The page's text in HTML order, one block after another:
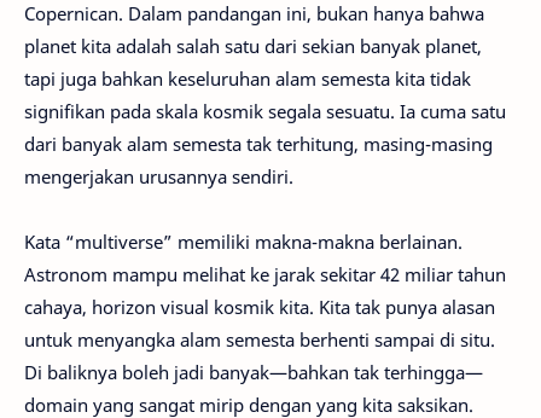
Copernican. Dalam pandangan ini, bukan hanya bahwa
planet kita adalah salah satu dari sekian banyak planet,
tapi juga bahkan keseluruhan alam semesta kita tidak
signifikan pada skala kosmik segala sesuatu. Ia cuma satu
dari banyak alam semesta tak terhitung, masing-masing
mengerjakan urusannya sendiri.
Kata “multiverse” memiliki makna-makna berlainan.
Astronom mampu melihat ke jarak sekitar 42 miliar tahun
cahaya, horizon visual kosmik kita. Kita tak punya alasan
untuk menyangka alam semesta berhenti sampai di situ.
Di baliknya boleh jadi banyak—bahkan tak terhingga—
domain yang sangat mirip dengan yang kita saksikan.